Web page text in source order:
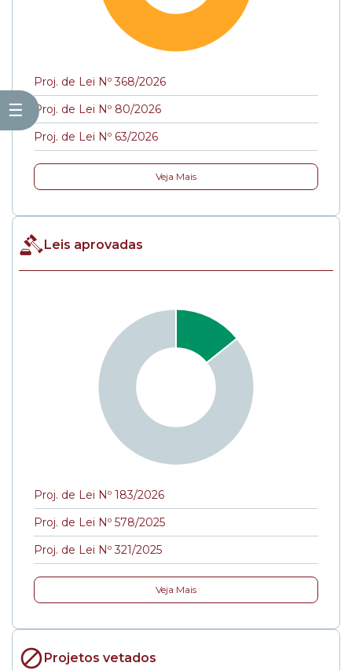
☰
Proj. de Lei Nº 368/2026
Proj. de Lei Nº 80/2026
Proj. de Lei Nº 63/2026
Veja Mais
Leis aprovadas
Proj. de Lei Nº 183/2026
Proj. de Lei Nº 578/2025
Proj. de Lei Nº 321/2025
Veja Mais
Projetos vetados